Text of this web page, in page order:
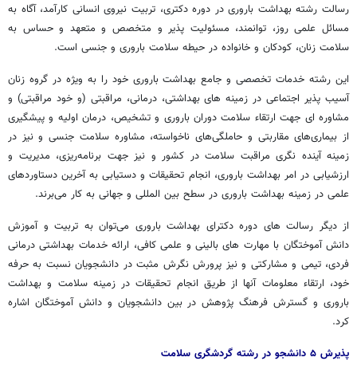
رسالت رشته بهداشت باروری در دوره دکتری، تربیت نیروی انسانی کارآمد، آگاه به
مسائل علمی روز، توانمند، مسئولیت پذیر و متخصص و متعهد و حساس به
سلامت زنان، کودکان و خانواده در حیطه سلامت باروری و جنسی است.
این رشته خدمات تخصصی و جامع بهداشت باروری خود را به ویژه در گروه زنان
آسیب پذیر اجتماعی در زمینه های بهداشتی، درمانی، مراقبتی (و خود مراقبتی) و
مشاوره ای جهت ارتقاء سلامت دوران باروری و تشخیص، درمان اولیه و پیشگیری
از بیماری‌های مقاربتی و حاملگی‌های ناخواسته، مشاوره سلامت جنسی و نیز در
زمینه آینده نگری مراقبت سلامت در کشور و نیز جهت برنامه‌ریزی، مدیریت و
ارزشیابی در امر بهداشت باروری، انجام تحقیقات و دستیابی به آخرین دستاوردهای
علمی در زمینه بهداشت باروری در سطح بین المللی و جهانی به کار می‌برند.
از دیگر رسالت های دوره دکترای بهداشت باروری می‌توان به تربیت و آموزش
دانش آموختگان با مهارت های بالینی و علمی کافی، ارائه خدمات بهداشتی درمانی
فردی، تیمی و مشارکتی و نیز پرورش نگرش مثبت در دانشجویان نسبت به حرفه
خود، ارتقاء معلومات آنها از طریق انجام تحقیقات در زمینه سلامت و بهداشت
باروری و گسترش فرهنگ پژوهش در بین دانشجویان و دانش آموختگان اشاره
کرد.
پذیرش ۵ دانشجو در رشته گردشگری سلامت